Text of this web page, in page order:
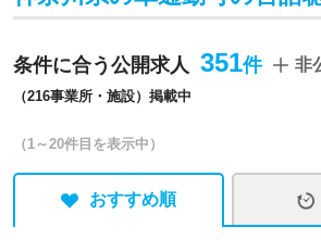
条件に合う公開求人 351
（216事業所・施設）掲載中
非
（1～20件目を表示中）
おすすめ順